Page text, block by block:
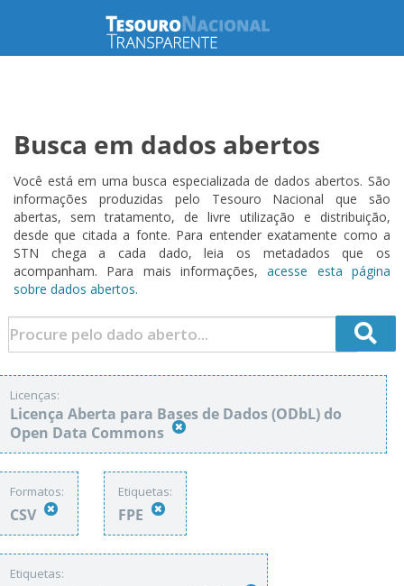
Busca em dados abertos
Você está em uma busca especializada de dados abertos. São
informações produzidas pelo Tesouro Nacional que são
abertas, sem tratamento, de livre utilização e distribuição,
desde que citada a fonte. Para entender exatamente como a
STN chega a cada dado, leia os metadados que os
acompanham. Para mais informações,acesse esta página
sobre dados abertos.
Licenças:
Licença Aberta para Bases de Dados (ODbL) do
Open Data Commons
Formatos:
CSV
Etiquetas:
FPE
Etiquetas: